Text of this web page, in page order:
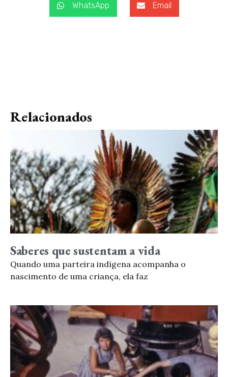
WhatsApp Email
Relacionados
Saberes que sustentam a vida
Quando uma parteira indígena acompanha o
nascimento de uma criança, ela faz